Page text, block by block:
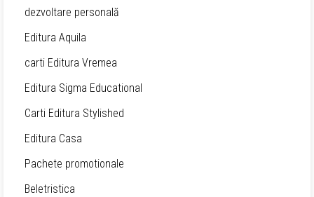
dezvoltare personală
Editura Aquila
carti Editura Vremea
Editura Sigma Educational
Carti Editura Stylished
Editura Casa
Pachete promotionale
Beletristica